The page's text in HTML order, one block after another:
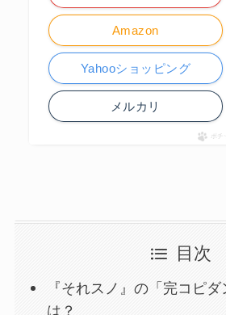
Amazon
Yahooショッピング
メルカリ
ポチ
目次
『それスノ』の「完コピ
は？